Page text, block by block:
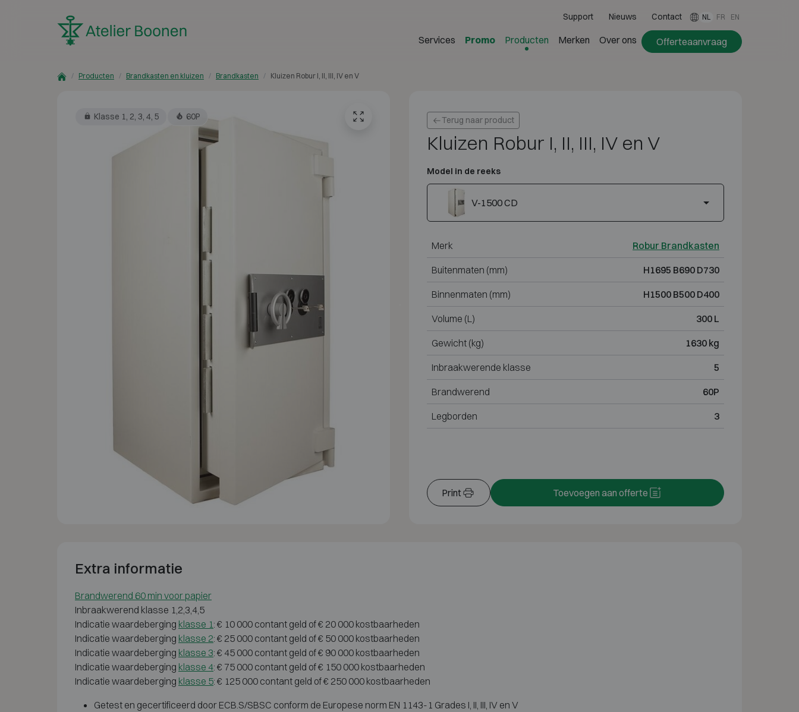
Support Nieuws Contact NL FR EN
Services Promo Producten Merken Over ons Offerteaanvraag
Producten Brandkasten en kluizen Brandkasten Kluizen Robur I, II, III, IV en V
Klasse 1, 2, 3, 4, 5 60P Terug naar product
Kluizen Robur I, II, III, IV en V
Model in de reeks
V-1500 CD
Merk Robur Brandkasten
Buitenmaten (mm) H1695 B690 D730
Binnenmaten (mm) H1500 B500 D400
Volume (L) 300 L
Gewicht (kg) 1630 kg
Inbraakwerende klasse 5
Brandwerend 60P
Legborden 3
Print Toevoegen aan offerte
Extra informatie
Brandwerend 60 min voor papier
Inbraakwerend klasse 1,2,3,4,5
Indicatie waardeberging klasse 1 : € 10 000 contant geld of € 20 000 kostbaarheden
Indicatie waardeberging klasse 2: € 25 000 contant geld of € 50 000 kostbaarheden
Indicatie waardeberging klasse 3: € 45 000 contant geld of € 90 000 kostbaarheden
Indicatie waardeberging klasse 4: € 75 000 contant geld of € 150 000 kostbaarheden
Indicatie waardeberging klasse 5: € 125 000 contant geld of € 250 000 kostbaarheden
Getest en gecertificeerd door ECB.S/SBSC conform de Europese norm EN 1143-1 Grades I, II, III, IV en V